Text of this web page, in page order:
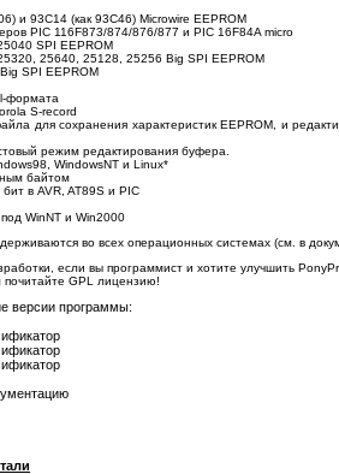
и 93C14 (как 93C46) Microwire EEPROM
PIC 116F873/874/876/877 и PIC 16F84A micro
SPI EEPROM
25640, 25128, 25256 Big SPI EEPROM
SPI EEPROM
формата
S-record
для сохранения характеристик EEPROM, и
режим редактирования буфера.
WindowsNT и Linux*
байтом
в AVR, AT89S и PIC
WinNT и Win2000
во всех операционных системах (см. в
если вы программист и хотите улучшить
почитайте GPL лицензию!
версии программы: